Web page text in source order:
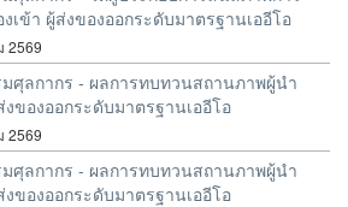
เข้า ผู้ส่งของออกระดับมาตรฐานเออีโอ
2569
ศุลกากร - ผลการทบทวนสถานภาพผู้นำ
งของออกระดับมาตรฐานเออีโอ
2569
ศุลกากร - ผลการทบทวนสถานภาพผู้นำ
งของออกระดับมาตรฐานเออีโอ